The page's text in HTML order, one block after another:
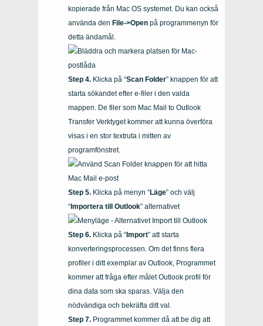
kopierade från Mac OS systemet. Du kan också
använda den File->Open på programmenyn för
detta ändamål.
Klicka på “Scan Folder” knappen för att
starta sökandet efter e-filer i den valda
mappen. De filer som Mac Mail to Outlook
Transfer Verktyget kommer att kunna överföra
visas i en stor textruta i mitten av
programfönstret.
Klicka på menyn “Läge” och välj
“ Importera till Outlook” alternativet
Klicka på “ Import” att starta
konverteringsprocessen. Om det finns flera
profiler i ditt exemplar av Outlook, Programmet
kommer att fråga efter måletOutlook profil för
dina data som ska sparas. Välja den
nödvändiga och bekräfta ditt val.
Programmet kommer då att be dig att